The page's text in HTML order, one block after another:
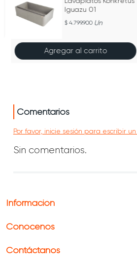
Iguazu 01
4.799.900 Un
Agregar al carrito
Comentarios
Por favor, inicie sesión para escribir
Sin comentarios.
Información
Conócenos
Contáctanos